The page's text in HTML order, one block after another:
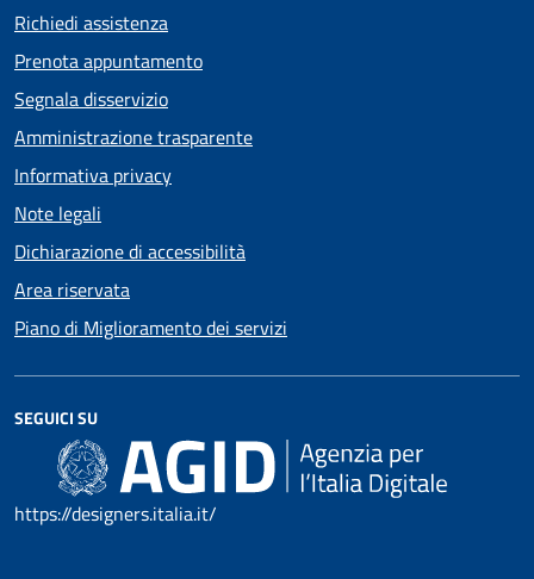
Richiedi assistenza
Prenota appuntamento
Segnala disservizio
Amministrazione trasparente
Informativa privacy
Note legali
Dichiarazione di accessibilità
Area riservata
Piano di Miglioramento dei servizi
SEGUICI SU
https://designers.italia.it/